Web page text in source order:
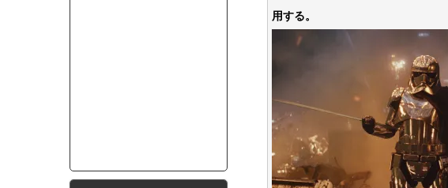
下半身トレーニング、太ももに自信ニキきてくれｗｗｗｗｗｗｗｗ
用する。